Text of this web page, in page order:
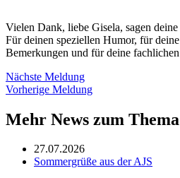
Vielen Dank, liebe Gisela, sagen
Für deinen speziellen Humor, für
Bemerkungen und für deine
Nächste Meldung
Vorherige Meldung
Mehr News zum Thema
27.07.2026
Sommergrüße aus der AJS